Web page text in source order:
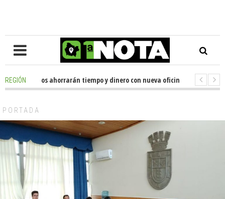
REGIÓN
de usuarios ahorrarán tiempo y dinero con nueva oficina de licencias
PORTADA